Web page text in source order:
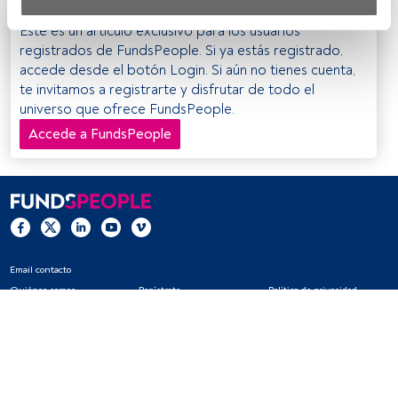
datos para proporcionar:
Utilizar datos de localización geográfica precisa. Analizar
activamente las características del dispositivo para su
identificación. Almacenar la información en un dispositivo
y/o acceder a ella.
Este es un artículo exclusivo para los usuarios
registrados de FundsPeople. Si ya estás registrado,
accede desde el botón Login. Si aún no tienes cuenta,
te invitamos a registrarte y disfrutar de todo el
universo que ofrece FundsPeople.
Accede a FundsPeople
Email contacto
Quiénes somos
Regístrate
Política de privacidad